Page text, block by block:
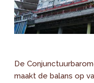
De
maakt de balans op